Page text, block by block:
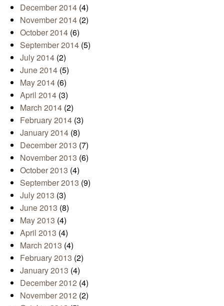
December 2014 (4)
November 2014 (2)
October 2014 (6)
September 2014 (5)
July 2014 (2)
June 2014 (5)
May 2014 (6)
April 2014 (3)
March 2014 (2)
February 2014 (3)
January 2014 (8)
December 2013 (7)
November 2013 (6)
October 2013 (4)
September 2013 (9)
July 2013 (3)
June 2013 (8)
May 2013 (4)
April 2013 (4)
March 2013 (4)
February 2013 (2)
January 2013 (4)
December 2012 (4)
November 2012 (2)